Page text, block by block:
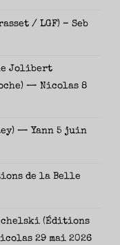
/ LGF) – Seb
Jolibert
— Nicolas 8
— Yann 5 juin
de la Belle
(Éditions
29 mai 2026